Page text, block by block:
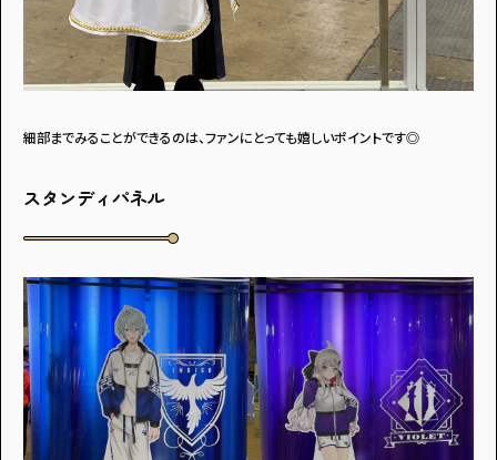
細部までみることができるのは、ファンにとっても嬉しいポイントです◎
スタンディパネル